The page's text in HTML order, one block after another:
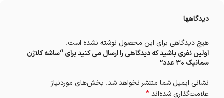
دیدگاهها
هیچ دیدگاهی برای این محصول نوشته نشده است.
اولین نفری باشید که دیدگاهی را ارسال می کنید برای “ساشه کلاژن
سمانیک 30 عدد”
نشانی ایمیل شما منتشر نخواهد شد. بخش‌های موردنیاز
علامت‌گذاری شده‌اند*